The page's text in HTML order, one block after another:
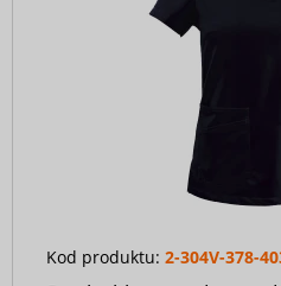
Kod produktu: 2-304V-378-